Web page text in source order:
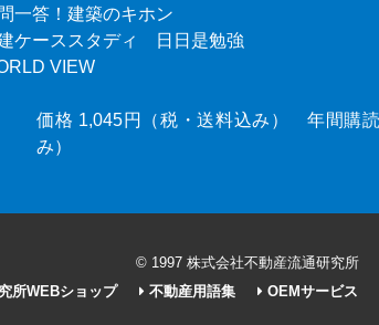
一答！建築のキホン
建ケーススタディ 日日是勉強
VIEW
価格 1,045円（税・送料込み） 年間購
み）
© 1997 株式会社不動産流通研究所
所WEBショップ 不動産用語集 OEMサービス